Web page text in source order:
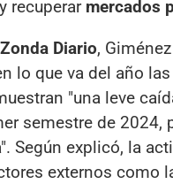
y recuperar mercados
Zonda Diario, Giménez
lo que va del año las
"una leve
semestre de 2024,
Según explicó, la
externos como